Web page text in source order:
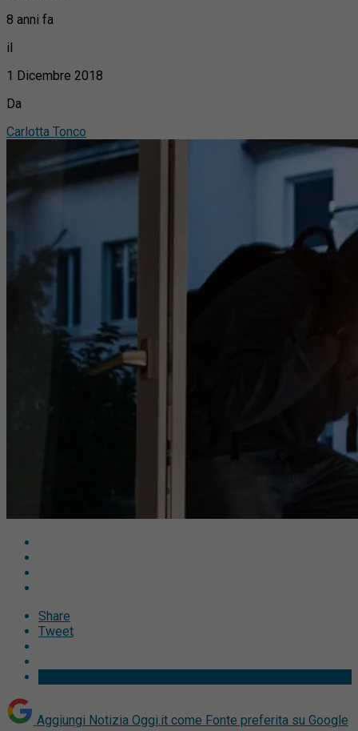
8 anni fa
il
1 Dicembre 2018
Da
Carlotta Tonco
Share
Tweet
Aggiungi Notizia Oggi.it come Fonte preferita su Google